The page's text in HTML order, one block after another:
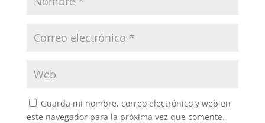
Guarda mi nombre, correo electrónico y web en
este navegador para la próxima vez que comente.